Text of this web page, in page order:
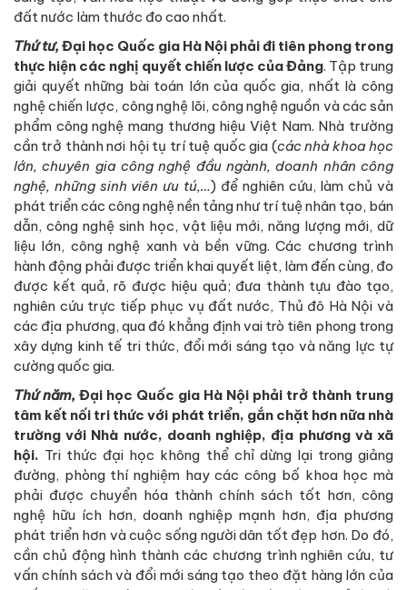
đất nước làm thước đo cao nhất.
Thứ tư, Đại học Quốc gia Hà Nội phải đi tiên phong trong
thực hiện các nghị quyết chiến lược của Đảng. Tập trung
giải quyết những bài toán lớn của quốc gia, nhất là công
nghệ chiến lược, công nghệ lõi, công nghệ nguồn và các sản
phẩm công nghệ mang thương hiệu Việt Nam. Nhà trường
cần trở thành nơi hội tụ trí tuệ quốc gia (các nhà khoa học
lớn, chuyên gia công nghệ đầu ngành, doanh nhân công
nghệ, những sinh viên ưu tú,…) để nghiên cứu, làm chủ và
phát triển các công nghệ nền tảng như trí tuệ nhân tạo, bán
dẫn, công nghệ sinh học, vật liệu mới, năng lượng mới, dữ
liệu lớn, công nghệ xanh và bền vững. Các chương trình
hành động phải được triển khai quyết liệt, làm đến cùng, đo
được kết quả, rõ được hiệu quả; đưa thành tựu đào tạo,
nghiên cứu trực tiếp phục vụ đất nước, Thủ đô Hà Nội và
các địa phương, qua đó khẳng định vai trò tiên phong trong
xây dựng kinh tế tri thức, đổi mới sáng tạo và năng lực tự
cường quốc gia.
Thứ năm, Đại học Quốc gia Hà Nội phải trở thành trung
tâm kết nối tri thức với phát triển, gắn chặt hơn nữa nhà
trường với Nhà nước, doanh nghiệp, địa phương và xã
hội. Tri thức đại học không thể chỉ dừng lại trong giảng
đường, phòng thí nghiệm hay các công bố khoa học mà
phải được chuyển hóa thành chính sách tốt hơn, công
nghệ hữu ích hơn, doanh nghiệp mạnh hơn, địa phương
phát triển hơn và cuộc sống người dân tốt đẹp hơn. Do đó,
cần chủ động hình thành các chương trình nghiên cứu, tư
vấn chính sách và đổi mới sáng tạo theo đặt hàng lớn của